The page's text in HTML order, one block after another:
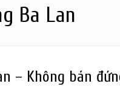
Ba Lan
– Không bán